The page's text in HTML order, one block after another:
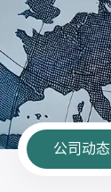
公司动态